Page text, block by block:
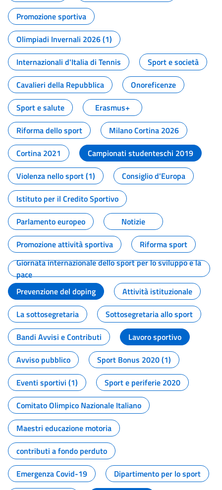
Promozione sportiva
Olimpiadi Invernali 2026 (1)
Internazionali d'Italia di Tennis
Sport e società
Cavalieri della Repubblica
Onoreficenze
Sport e salute
Erasmus+
Riforma dello sport
Milano Cortina 2026
Cortina 2021
Campionati studenteschi 2019
Violenza nello sport (1)
Consiglio d'Europa
Istituto per il Credito Sportivo
Parlamento europeo
Notizie
Promozione attività sportiva
Riforma sport
Giornata internazionale dello sport per lo sviluppo e la
pace
Prevenzione del doping
Attività istituzionale
La sottosegretaria
Sottosegretaria allo sport
Bandi Avvisi e Contributi
Lavoro sportivo
Avviso pubblico
Sport Bonus 2020 (1)
Eventi sportivi (1)
Sport e periferie 2020
Comitato Olimpico Nazionale Italiano
Maestri educazione motoria
contributi a fondo perduto
Emergenza Covid-19
Dipartimento per lo sport